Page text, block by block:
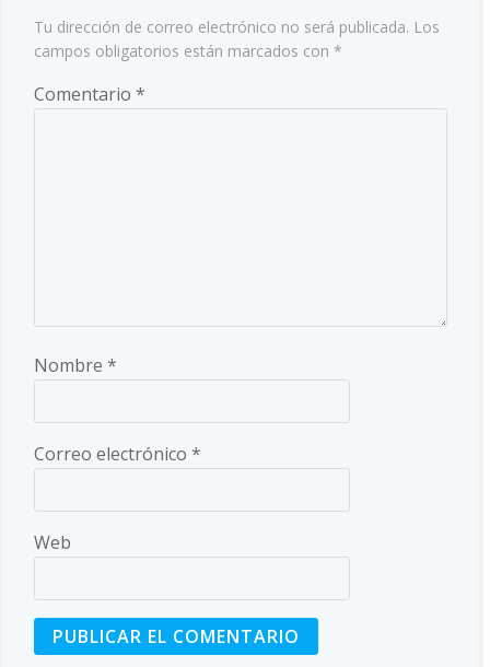
Tu dirección de correo electrónico no será publicada. Los
campos obligatorios están marcados con *
Comentario *
Nombre *
Correo electrónico *
Web